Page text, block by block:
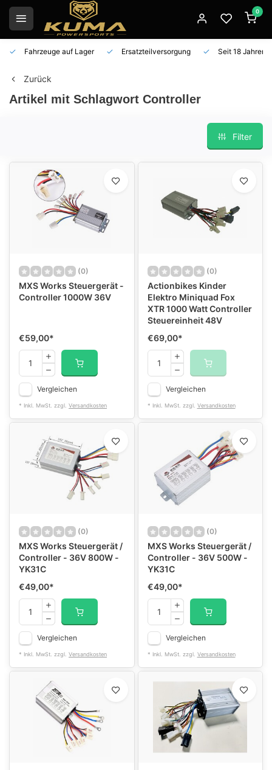
0
Fahrzeuge auf Lager Ersatzteilversorgung Seit 18 Jahren
Zurück
Artikel mit Schlagwort Controller
Filter
(0)
MXS Works Steuergerät -
Controller 1000W 36V
€59,00*
Vergleichen
* Inkl. MwSt. zzgl. Versandkosten
(0)
Actionbikes Kinder
Elektro Miniquad Fox
XTR 1000 Watt Controller
Steuereinheit 48V
€69,00*
Vergleichen
* Inkl. MwSt. zzgl. Versandkosten
(0)
MXS Works Steuergerät /
Controller - 36V 800W -
YK31C
€49,00*
Vergleichen
* Inkl. MwSt. zzgl. Versandkosten
(0)
MXS Works Steuergerät /
Controller - 36V 500W -
YK31C
€49,00*
Vergleichen
* Inkl. MwSt. zzgl. Versandkosten